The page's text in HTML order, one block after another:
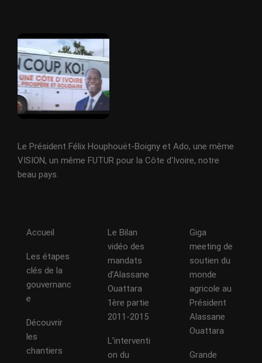
Le Président Félix Houphouët-Boigny et Ado, une même
VISION, un même FUTUR pour la Côte d'Ivoire, notre
beau pays.
Accueil
Les étapes
clés de la
gouvernanc
e
Découvrir
les
chantiers
Le Bilan
vidéo des
mandats
d’Alassane
Ouattara
1ère partie
2011-2015
L’interventi
on du
Giga
meeting de
soutien du
monde
agricole au
Président
Alassane
Ouattara
Grande